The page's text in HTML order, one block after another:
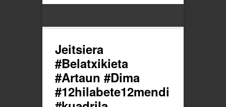
Jeitsiera
#Belatxikieta
#Artaun #Dima
#12hilabete12mendi